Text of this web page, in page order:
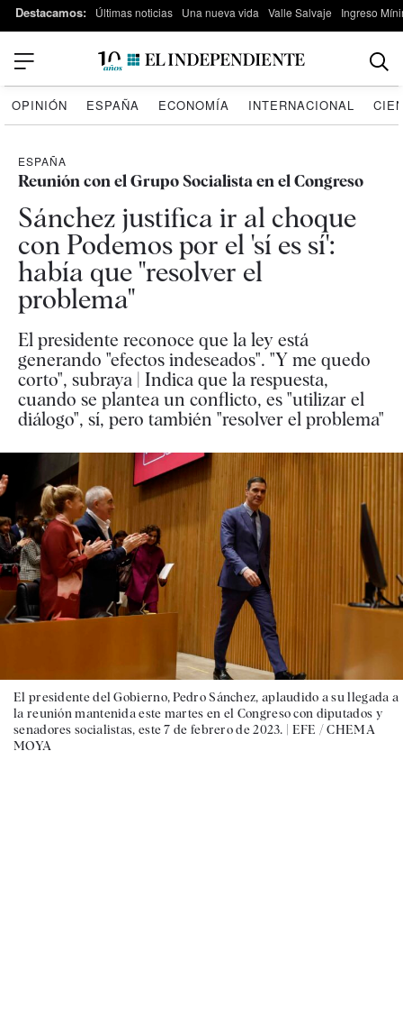
Destacamos: Últimas noticias Una nueva vida Valle Salvaje Ingreso
OPINIÓN ESPAÑA ECONOMÍA INTERNACIONAL
ESPAÑA
Reunión con el Grupo Socialista en el Congreso
Sánchez justifica ir al choque
con Podemos por el 'sí es sí':
había que "resolver el
problema"
El presidente reconoce que la ley está
generando "efectos indeseados". "Y me quedo
corto", subraya | Indica que la respuesta,
cuando se plantea un conflicto, es "utilizar el
diálogo", sí, pero también "resolver el problema"
El presidente del Gobierno, Pedro Sánchez, aplaudido a su llegada a
la reunión mantenida este martes en el Congreso con diputados y
senadores socialistas, este 7 de febrero de 2023. | EFE / CHEMA
MOYA